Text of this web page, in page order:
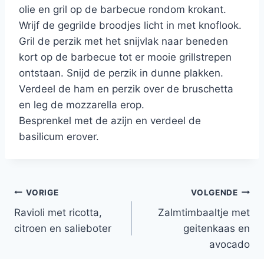
olie en gril op de barbecue rondom krokant.
Wrijf de gegrilde broodjes licht in met knoflook.
Gril de perzik met het snijvlak naar beneden
kort op de barbecue tot er mooie grillstrepen
ontstaan. Snijd de perzik in dunne plakken.
Verdeel de ham en perzik over de bruschetta
en leg de mozzarella erop.
Besprenkel met de azijn en verdeel de
basilicum erover.
Bericht
navigatie
VORIGE
Ravioli met ricotta,
citroen en salieboter
VOLGENDE
Zalmtimbaaltje met
geitenkaas en
avocado